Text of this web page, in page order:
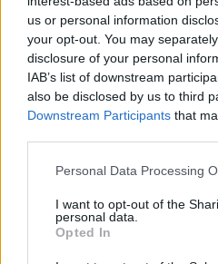
us or personal information
your opt-out. You may
disclosure of your personal
IAB’s list of downstream
also be disclosed by us to third
Downstream Participants that
Personal Data Processing
I want to opt-out of the
personal data.
Opted In
Bonjour. Je n'ai jamais joué à
1. Si je commence à jouer à ce
avec le déroulement du jeu
d'histoire), le nivellement et
même, étant donné le le fait
EDIT ?
2. Aurai-je des problèmes
écrit dans la première question